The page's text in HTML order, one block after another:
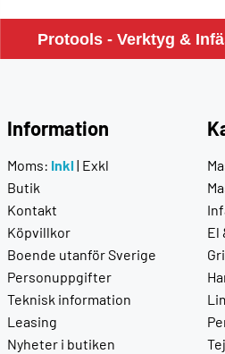
Protools - Verktyg &
Information
Moms: Inkl | Exkl
Butik
Kontakt
Köpvillkor
Boende utanför Sverige
Personuppgifter
Teknisk information
Leasing
Nyheter i butiken
El